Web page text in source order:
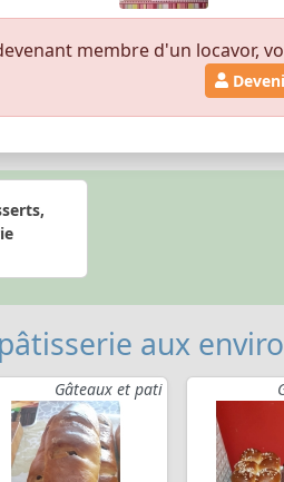
membre d'un locavor,
aux
Gâteaux et pati